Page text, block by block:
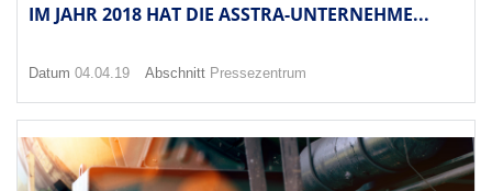
IM JAHR 2018 HAT DIE ASSTRA-UNTERNEHME...
Datum 04.04.19 Abschnitt Pressezentrum